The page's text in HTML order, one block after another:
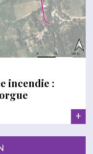
incendie :
+